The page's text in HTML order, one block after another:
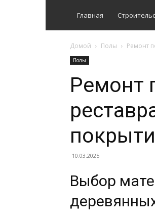
Главная
Домой Полы Ремонт
Полы
Ремонт
10.03.2025
Выбор